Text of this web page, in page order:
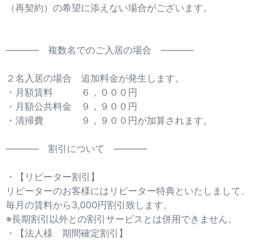
（再契約）の希望に添えない場合がございます。
———– 複数名でのご入居の場合 ———–
２名入居の場合 追加料金が発生します。
・月額賃料 ６，０００円
・月額公共料金 ９，９００円
・清掃費 ９，９００円が加算されます。
———– 割引について ———–
・【リピーター割引】
リピーターのお客様にはリピーター特典といたしまして、
毎月の賃料から3,000円割引致します。
※長期割引以外との割引サービスとは併用できません。
・【法人様 期間確定割引】